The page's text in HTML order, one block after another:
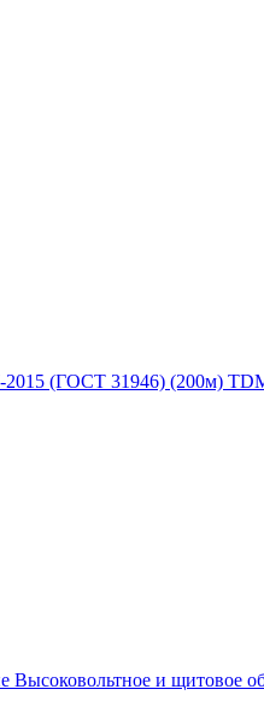
(ГОСТ 31946) (200м)
Высоковольтное и щитовое